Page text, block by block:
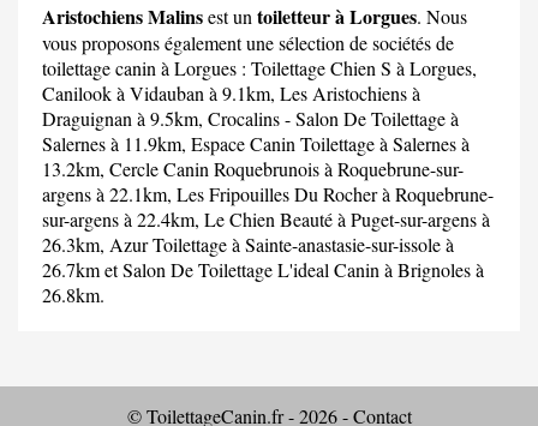
Aristochiens Malinsest un toiletteur à Lorgues. Nous
vous proposons également une sélection de sociétés de
toilettage canin à Lorgues : Toilettage Chien S à Lorgues,
Canilookà Vidauban à 9.1km, Les Aristochiensà
Draguignan à 9.5km, Crocalins - Salon De Toilettageà
Salernes à 11.9km, Espace Canin Toilettageà Salernes à
13.2km, Cercle Canin Roquebrunoisà Roquebrune-sur-
argens à 22.1km, Les Fripouilles Du Rocherà Roquebrune-
sur-argens à 22.4km, Le Chien Beautéà Puget-sur-argens à
26.3km, Azur Toilettageà Sainte-anastasie-sur-issole à
26.7km etSalon De Toilettage L'ideal Canin à Brignoles à
26.8km.
© ToilettageCanin.fr - 2026 -Contact